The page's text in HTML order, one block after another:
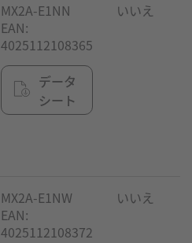
MX2A-E1NN
EAN:
4025112108365
データ
シート
いいえ
MX2A-E1NW
EAN:
4025112108372
いいえ